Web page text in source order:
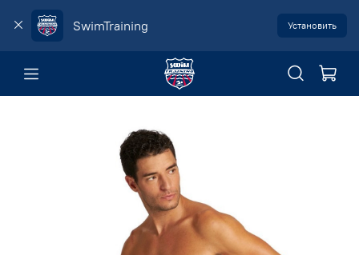
SwimTraining Установить